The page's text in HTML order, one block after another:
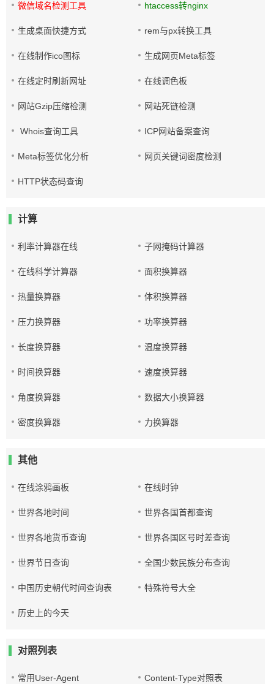
微信域名检测工具 htaccess转nginx
生成桌面快捷方式 rem与px转换工具
在线制作ico图标 生成网页Meta标签
在线定时刷新网址 在线调色板
网站Gzip压缩检测 网站死链检测
Whois查询工具 ICP网站备案查询
Meta标签优化分析 网页关键词密度检测
HTTP状态码查询
计算
利率计算器在线 子网掩码计算器
在线科学计算器 面积换算器
热量换算器 体积换算器
压力换算器 功率换算器
长度换算器 温度换算器
时间换算器 速度换算器
角度换算器 数据大小换算器
密度换算器 力换算器
其他
在线涂鸦画板 在线时钟
世界各地时间 世界各国首都查询
世界各地货币查询 世界各国区号时差查询
世界节日查询 全国少数民族分布查询
中国历史朝代时间查询表 特殊符号大全
历史上的今天
对照列表
常用User-Agent Content-Type对照表